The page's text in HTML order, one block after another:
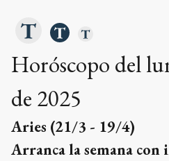
Horóscopo del
de 2025
Aries (21/3 - 19/4)
Arranca la semana con